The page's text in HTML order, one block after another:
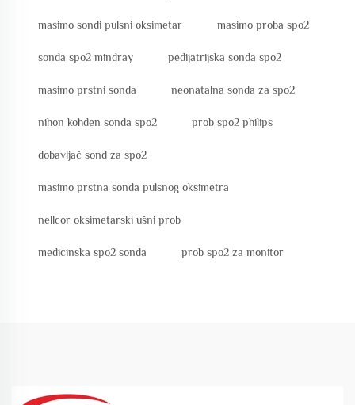
masimo sondi pulsni oksimetar masimo proba spo2
sonda spo2 mindray pedijatrijska sonda spo2
masimo prstni sonda neonatalna sonda za spo2
nihon kohden sonda spo2 prob spo2 philips
dobavljač sond za spo2
masimo prstna sonda pulsnog oksimetra
nellcor oksimetarski ušni prob
medicinska spo2 sonda prob spo2 za monitor